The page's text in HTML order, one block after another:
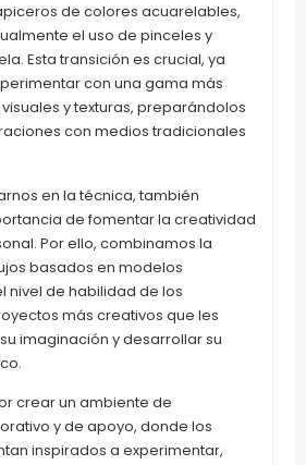
de colores acuarelables,
el uso de pinceles y
Esta transición es crucial, ya
con una gama más
y texturas, preparándolos
con medios tradicionales
en la técnica, también
de fomentar la creatividad
Por ello, combinamos la
basados en modelos
nivel de habilidad de los
más creativos que les
imaginación y desarrollar su
crear un ambiente de
y de apoyo, donde los
inspirados a experimentar,